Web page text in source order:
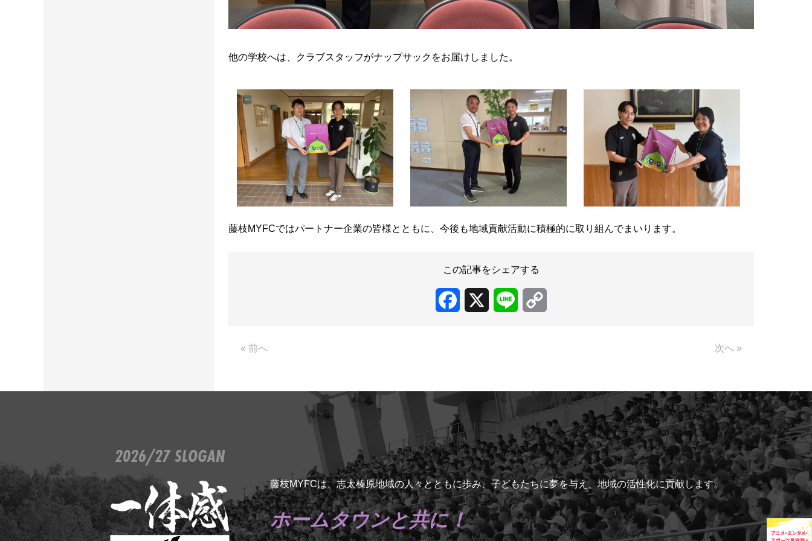
他の学校へは、クラブスタッフがナップサックをお届けしました。
藤枝MYFCではパートナー企業の皆様とともに、今後も地域貢献活動に積極的に取り組んでまいります。
この記事をシェアする
Facebook Line
« 前へ 次へ »
2026/27 SLOGAN
藤枝MYFCは、志太榛原地域の人々とともに歩み、子どもたちに夢を与え、地域の活性化に貢献します。
ホームタウンと共に！